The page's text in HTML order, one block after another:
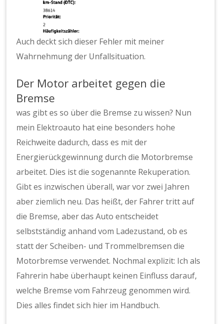
Auch deckt sich dieser Fehler mit meiner
Wahrnehmung der Unfallsituation.
Der Motor arbeitet gegen die
Bremse
was gibt es so über die Bremse zu wissen? Nun
mein Elektroauto hat eine besonders hohe
Reichweite dadurch, dass es mit der
Energierückgewinnung durch die Motorbremse
arbeitet. Dies ist die sogenannte Rekuperation.
Gibt es inzwischen überall, war vor zwei Jahren
aber ziemlich neu. Das heißt, der Fahrer tritt auf
die Bremse, aber das Auto entscheidet
selbstständig anhand vom Ladezustand, ob es
statt der Scheiben- und Trommelbremsen die
Motorbremse verwendet. Nochmal explizit: Ich als
Fahrerin habe überhaupt keinen Einfluss darauf,
welche Bremse vom Fahrzeug genommen wird.
Dies alles findet sich hier im Handbuch.